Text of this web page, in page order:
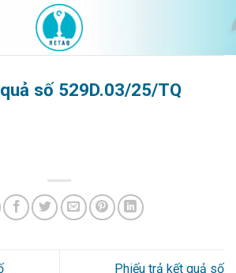
số 529D.03/25/TQ
Phiếu trả kết quả số